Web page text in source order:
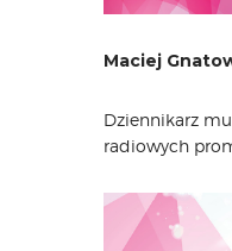
Maciej
Dziennikarz
radiowych